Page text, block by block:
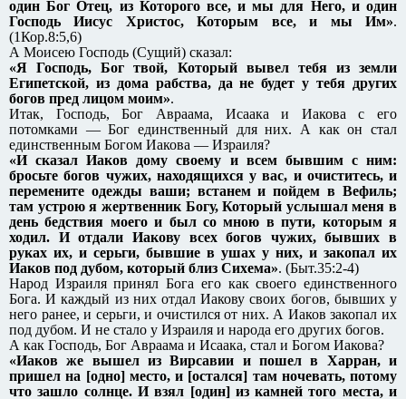
один Бог Отец, из Которого все, и мы для Него, и один
Господь Иисус Христос, Которым все, и мы Им».
(1Кор.8:5,6)
А Моисею Господь (Сущий) сказал:
«Я Господь, Бог твой, Который вывел тебя из земли
Египетской, из дома рабства, да не будет у тебя других
богов пред лицом моим».
Итак, Господь, Бог Авраама, Исаака и Иакова с его
потомками — Бог единственный для них. А как он стал
единственным Богом Иакова — Израиля?
«И сказал Иаков дому своему и всем бывшим с ним:
бросьте богов чужих, находящихся у вас, и очиститесь, и
перемените одежды ваши; встанем и пойдем в Вефиль;
там устрою я жертвенник Богу, Который услышал меня в
день бедствия моего и был со мною в пути, которым я
ходил. И отдали Иакову всех богов чужих, бывших в
руках их, и серьги, бывшие в ушах у них, и закопал их
Иаков под дубом, который близ Сихема». (Быт.35:2-4)
Народ Израиля принял Бога его как своего единственного
Бога. И каждый из них отдал Иакову своих богов, бывших у
него ранее, и серьги, и очистился от них. А Иаков закопал их
под дубом. И не стало у Израиля и народа его других богов.
А как Господь, Бог Авраама и Исаака, стал и Богом Иакова?
«Иаков же вышел из Вирсавии и пошел в Харран, и
пришел на [одно] место, и [остался] там ночевать, потому
что зашло солнце. И взял [один] из камней того места, и